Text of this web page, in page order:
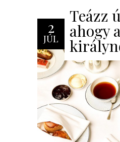
2
JÚL
Teázz
ahogy